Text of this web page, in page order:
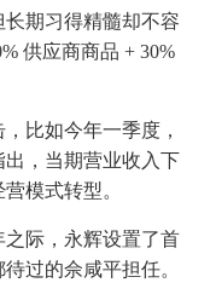
期习得精髓却不容
供应商商品 + 30%
比如今年一季度，
，当期营业收入下
模式转型。
际，永辉设置了首
过的佘咸平担任。